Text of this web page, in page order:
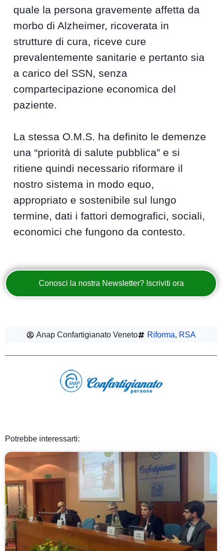
quale la persona gravemente affetta da
morbo di Alzheimer, ricoverata in
strutture di cura, riceve cure
prevalentemente sanitarie e pertanto sia
a carico del SSN, senza
compartecipazione economica del
paziente.
La stessa O.M.S. ha definito le demenze
una “priorità di salute pubblica” e si
ritiene quindi necessario riformare il
nostro sistema in modo equo,
appropriato e sostenibile sul lungo
termine, dati i fattori demografici, sociali,
economici che fungono da contesto.
Conosci la nostra Newsletter? Iscriviti ora
Anap Confartigianato Veneto Riforma, RSA
Potrebbe interessarti: